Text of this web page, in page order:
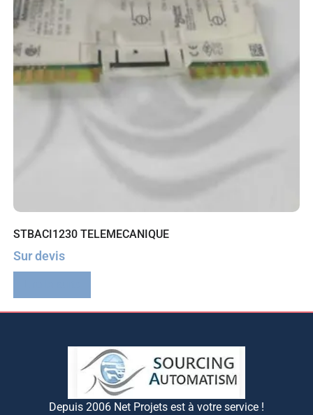
STBACI1230 TELEMECANIQUE
Sur devis
Depuis 2006 Net Projets est à votre service !